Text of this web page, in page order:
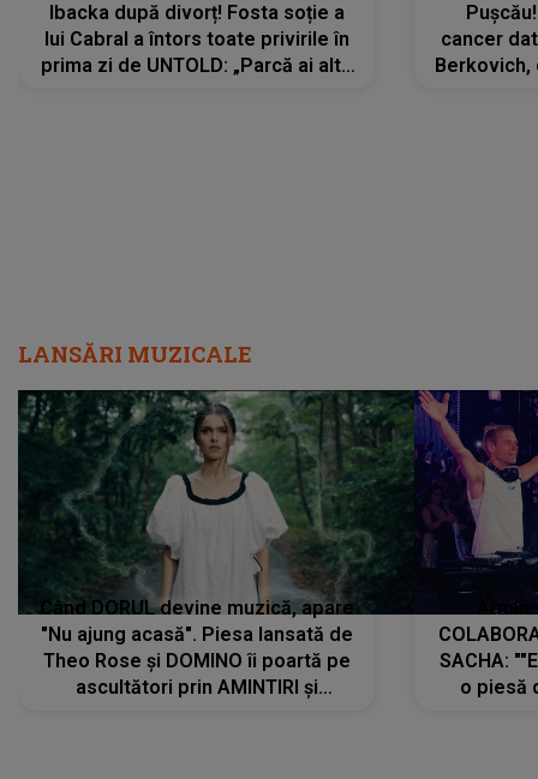
Ibacka după divorț! Fosta soție a
lui Cabral a întors toate privirile în
prima zi de UNTOLD: „Parcă ai altă
cancer
Berkovich,
LANSĂRI MUZICALE
Când DORUL devine muzică, apare
"Nu ajung acasă". Piesa lansată de
Theo Rose și DOMINO îi poartă pe
ascultători prin AMINTIRI și
SACHA:
o piesă